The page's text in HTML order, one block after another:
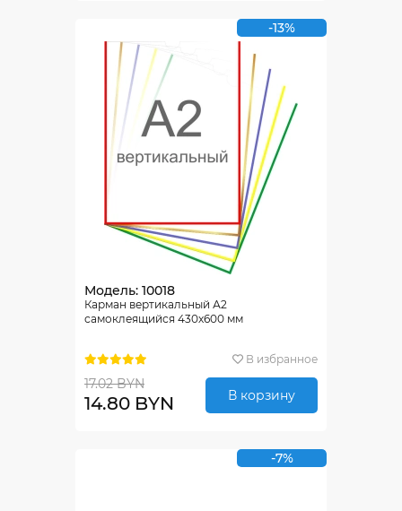
-13%
Модель: 10018
Карман вертикальный А2
самоклеящийся 430х600 мм
В избранное
17.02 BYN
14.80 BYN В корзину
-7%